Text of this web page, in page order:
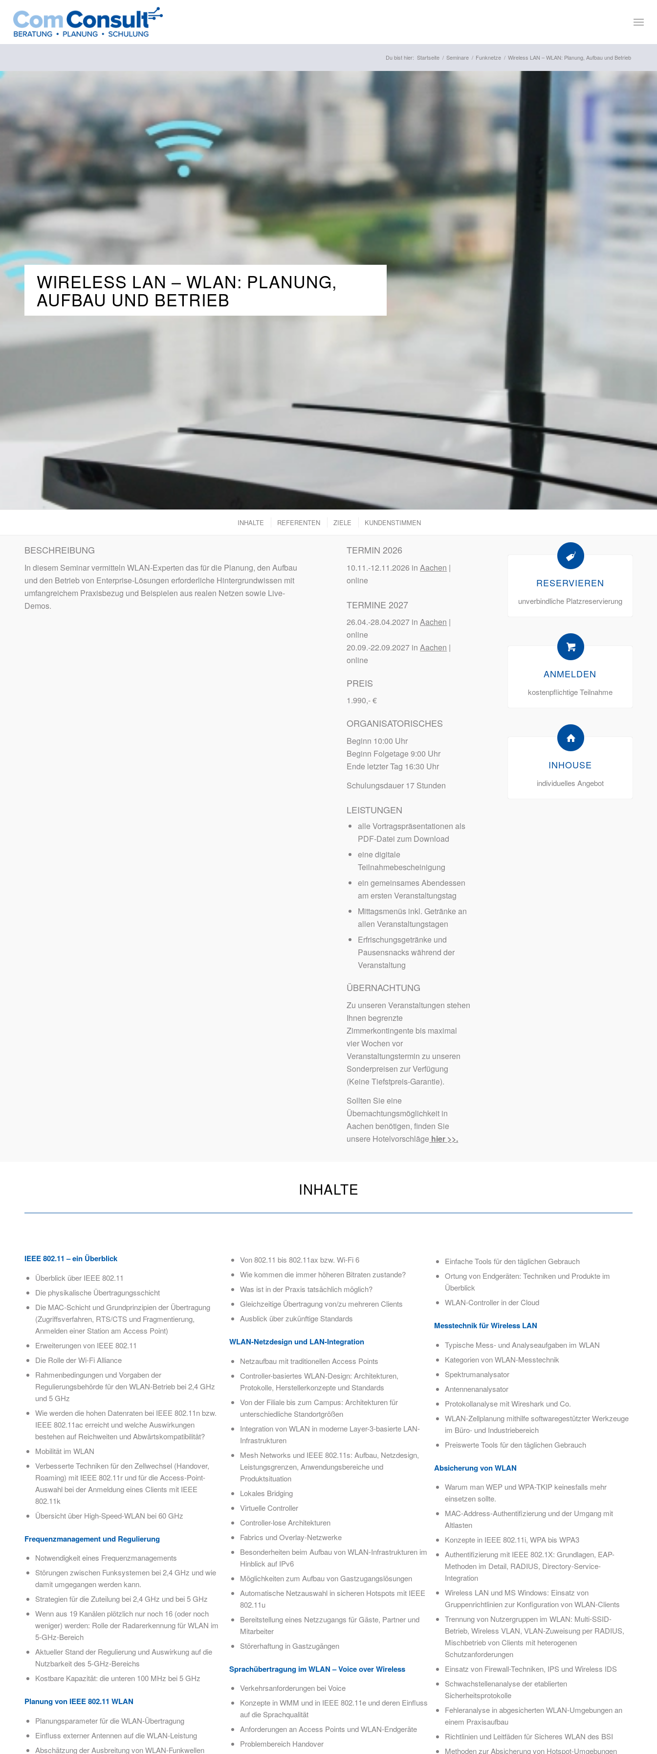
Du bist hier: Startseite / Seminare / Funknetze / Wireless LAN – WLAN: Planung, Aufbau und Betrieb
WIRELESS LAN – WLAN: PLANUNG,
AUFBAU UND BETRIEB
INHALTE REFERENTEN ZIELE KUNDENSTIMMEN
BESCHREIBUNG
In diesem Seminar vermitteln WLAN-Experten das für die Planung, den Aufbau
und den Betrieb von Enterprise-Lösungen erforderliche Hintergrundwissen mit
umfangreichem Praxisbezug und Beispielen aus realen Netzen sowie Live-
Demos.
TERMIN 2026
10.11.-12.11.2026 inAachen |
online
TERMINE 2027
26.04.-28.04.2027 inAachen |
online
20.09.-22.09.2027 inAachen |
online
PREIS
1.990,- €
ORGANISATORISCHES
Beginn 10:00 Uhr
Beginn Folgetage 9:00 Uhr
Ende letzter Tag 16:30 Uhr
Schulungsdauer 17 Stunden
LEISTUNGEN
alle Vortragspräsentationen als
PDF-Datei zum Download
eine digitale
Teilnahmebescheinigung
ein gemeinsames Abendessen
am ersten Veranstaltungstag
Mittagsmenüs inkl. Getränke an
allen Veranstaltungstagen
Erfrischungsgetränke und
Pausensnacks während der
Veranstaltung
ÜBERNACHTUNG
Zu unseren Veranstaltungen stehen
Ihnen begrenzte
Zimmerkontingente bis maximal
vier Wochen vor
Veranstaltungstermin zu unseren
Sonderpreisen zur Verfügung
(Keine Tiefstpreis-Garantie).
Sollten Sie eine
Übernachtungsmöglichkeit in
Aachen benötigen, finden Sie
unsere Hotelvorschläge hier >>.
RESERVIEREN
unverbindliche Platzreservierung
ANMELDEN
kostenpflichtige Teilnahme
INHOUSE
individuelles Angebot
INHALTE
IEEE 802.11 – ein Überblick
Überblick über IEEE 802.11​
Die physikalische Übertragungsschicht​
Die MAC-Schicht und Grundprinzipien der Übertragung​
(Zugriffsverfahren​, RTS/CTS und Fragmentierung​,
Anmelden einer Station am Access Point​)
Erweiterungen von IEEE 802.11​
Die Rolle der Wi-Fi Alliance
Rahmenbedingungen und Vorgaben der
Regulierungsbehörde für den WLAN-Betrieb bei 2,4 GHz
und 5 GHz
Wie werden die hohen Datenraten bei IEEE 802.11n bzw.
IEEE 802.11ac erreicht und welche Auswirkungen
bestehen auf Reichweiten und Abwärtskompatibilität?
Mobilität im WLAN
Verbesserte Techniken für den Zellwechsel (Handover,
Roaming) mit IEEE 802.11r und für die Access-Point-
Auswahl bei der Anmeldung eines Clients mit IEEE
802.11k
Übersicht über High-Speed-WLAN bei 60 GHz
Frequenzmanagement und Regulierung​
Notwendigkeit eines Frequenzmanagements​
Störungen zwischen Funksystemen bei 2,4 GHz und wie
damit umgegangen werden kann.​
Strategien für die Zuteilung bei 2,4 GHz und bei 5 GHz​
Wenn aus 19 Kanälen plötzlich nur noch 16 (oder noch
weniger) werden: Rolle der Radarerkennung für WLAN im
5-GHz-Bereich​
Aktueller Stand der Regulierung und Auswirkung auf die
Nutzbarkeit des 5-GHz-Bereichs​
Kostbare Kapazität: die unteren 100 MHz bei 5 GHz​
Planung von IEEE 802.11 WLAN​
Planungsparameter für die WLAN-Übertragung
Einfluss externer Antennen auf die WLAN-Leistung
Abschätzung der Ausbreitung von WLAN-Funkwellen
Von 802.11 bis 802.11ax bzw. Wi-Fi 6
Wie kommen die immer höheren Bitraten zustande?
Was ist in der Praxis tatsächlich möglich?
Gleichzeitige Übertragung von/zu mehreren Clients​
Ausblick über zukünftige Standards
WLAN-Netzdesign und LAN-Integration​
Netzaufbau mit traditionellen Access Points
Controller-basiertes WLAN-Design: Architekturen,
Protokolle, Herstellerkonzepte und Standards
Von der Filiale bis zum Campus: Architekturen für
unterschiedliche Standortgrößen
Integration von WLAN in moderne Layer-3-basierte LAN-
Infrastrukturen
Mesh Networks und IEEE 802.11s: Aufbau, Netzdesign,
Leistungsgrenzen, Anwendungsbereiche und
Produktsituation
Lokales Bridging​
Virtuelle Controller​
Controller-lose Architekturen​
Fabrics und Overlay-Netzwerke​
Besonderheiten beim Aufbau von WLAN-Infrastrukturen im
Hinblick auf IPv6
Möglichkeiten zum Aufbau von Gastzugangslösungen
Automatische Netzauswahl in sicheren Hotspots mit IEEE
802.11u
Bereitstellung eines Netzzugangs für Gäste, Partner und
Mitarbeiter
Störerhaftung in Gastzugängen
Sprachübertragung im WLAN – Voice over Wireless​
Verkehrsanforderungen bei Voice
Konzepte in WMM und in IEEE 802.11e und deren Einfluss
auf die Sprachqualität
Anforderungen an Access Points und WLAN-Endgeräte
Problembereich Handover
Einfache Tools für den täglichen Gebrauch
Ortung von Endgeräten: Techniken und Produkte im
Überblick
WLAN-Controller in der Cloud
Messtechnik für Wireless LAN
Typische Mess- und Analyseaufgaben im WLAN​
Kategorien von WLAN-Messtechnik​
Spektrumanalysator
Antennenanalysator
Protokollanalyse mit Wireshark und Co.
WLAN-Zellplanung mithilfe softwaregestützter Werkzeuge
im Büro- und Industriebereich
Preiswerte Tools für den täglichen Gebrauch
Absicherung von WLAN
Warum man WEP und WPA-TKIP keinesfalls mehr
einsetzen sollte.
MAC-Address-Authentifizierung und der Umgang mit
Altlasten
Konzepte in IEEE 802.11i, WPA bis WPA3
Authentifizierung mit IEEE 802.1X: Grundlagen, EAP-
Methoden im Detail, RADIUS, Directory-Service-
Integration
Wireless LAN und MS Windows: Einsatz von
Gruppenrichtlinien zur Konfiguration von WLAN-Clients
Trennung von Nutzergruppen im WLAN: Multi-SSID-
Betrieb, Wireless VLAN, VLAN-Zuweisung per RADIUS,
Mischbetrieb von Clients mit heterogenen
Schutzanforderungen
Einsatz von Firewall-Techniken, IPS und Wireless IDS
Schwachstellenanalyse der etablierten
Sicherheitsprotokolle
Fehleranalyse in abgesicherten WLAN-Umgebungen an
einem Praxisaufbau
Richtlinien und Leitfäden für Sicheres WLAN des BSI
Methoden zur Absicherung von Hotspot-Umgebungen